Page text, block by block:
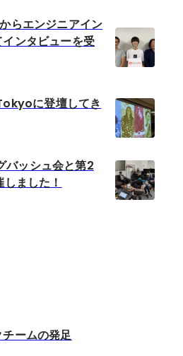
らエンジニアイン
ンタビューを受
に登壇してき
ッシュ会と第2
ました！
ームの発足